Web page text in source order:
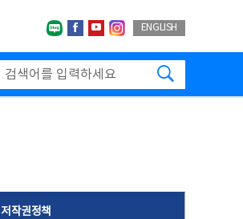
네이버블로그
페이스북
유투브인스타그랩
ENGLISH
저작권정책